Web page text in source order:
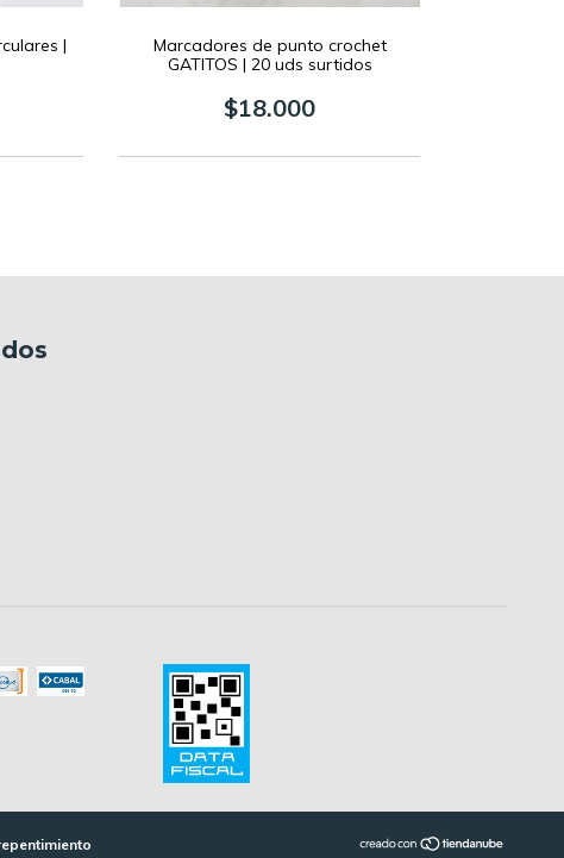
|
Marcadores de punto crochet
GATITOS | 20 uds surtidos
$18.000